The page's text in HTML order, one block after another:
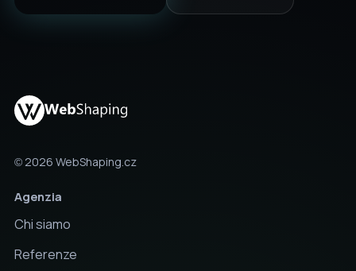
© 2026 WebShaping.cz
Agenzia
Chi siamo
Referenze